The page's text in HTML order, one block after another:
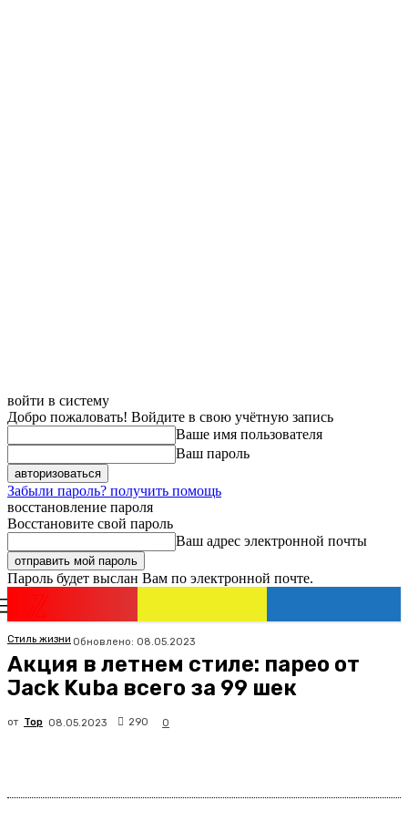
войти в систему
Добро пожаловать! Войдите в свою учётную запись
Ваше имя пользователя
Ваш пароль
Забыли пароль? получить помощь
восстановление пароля
Восстановите свой пароль
Ваш адрес электронной почты
Пароль будет выслан Вам по электронной почте.
Стиль жизни Обновлено: 08.05.2023
Акция в летнем стиле: парео от
Jack Kuba всего за 99 шек
от Top 08.05.2023 290 0